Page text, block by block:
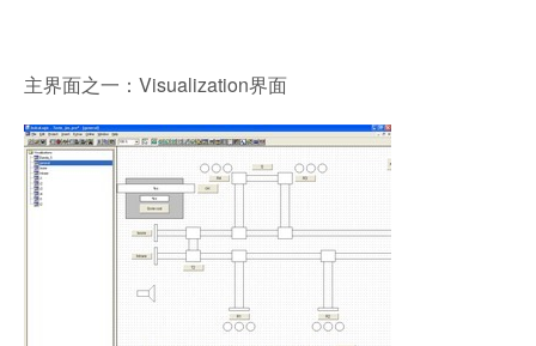
主界面之一：Visualization界面